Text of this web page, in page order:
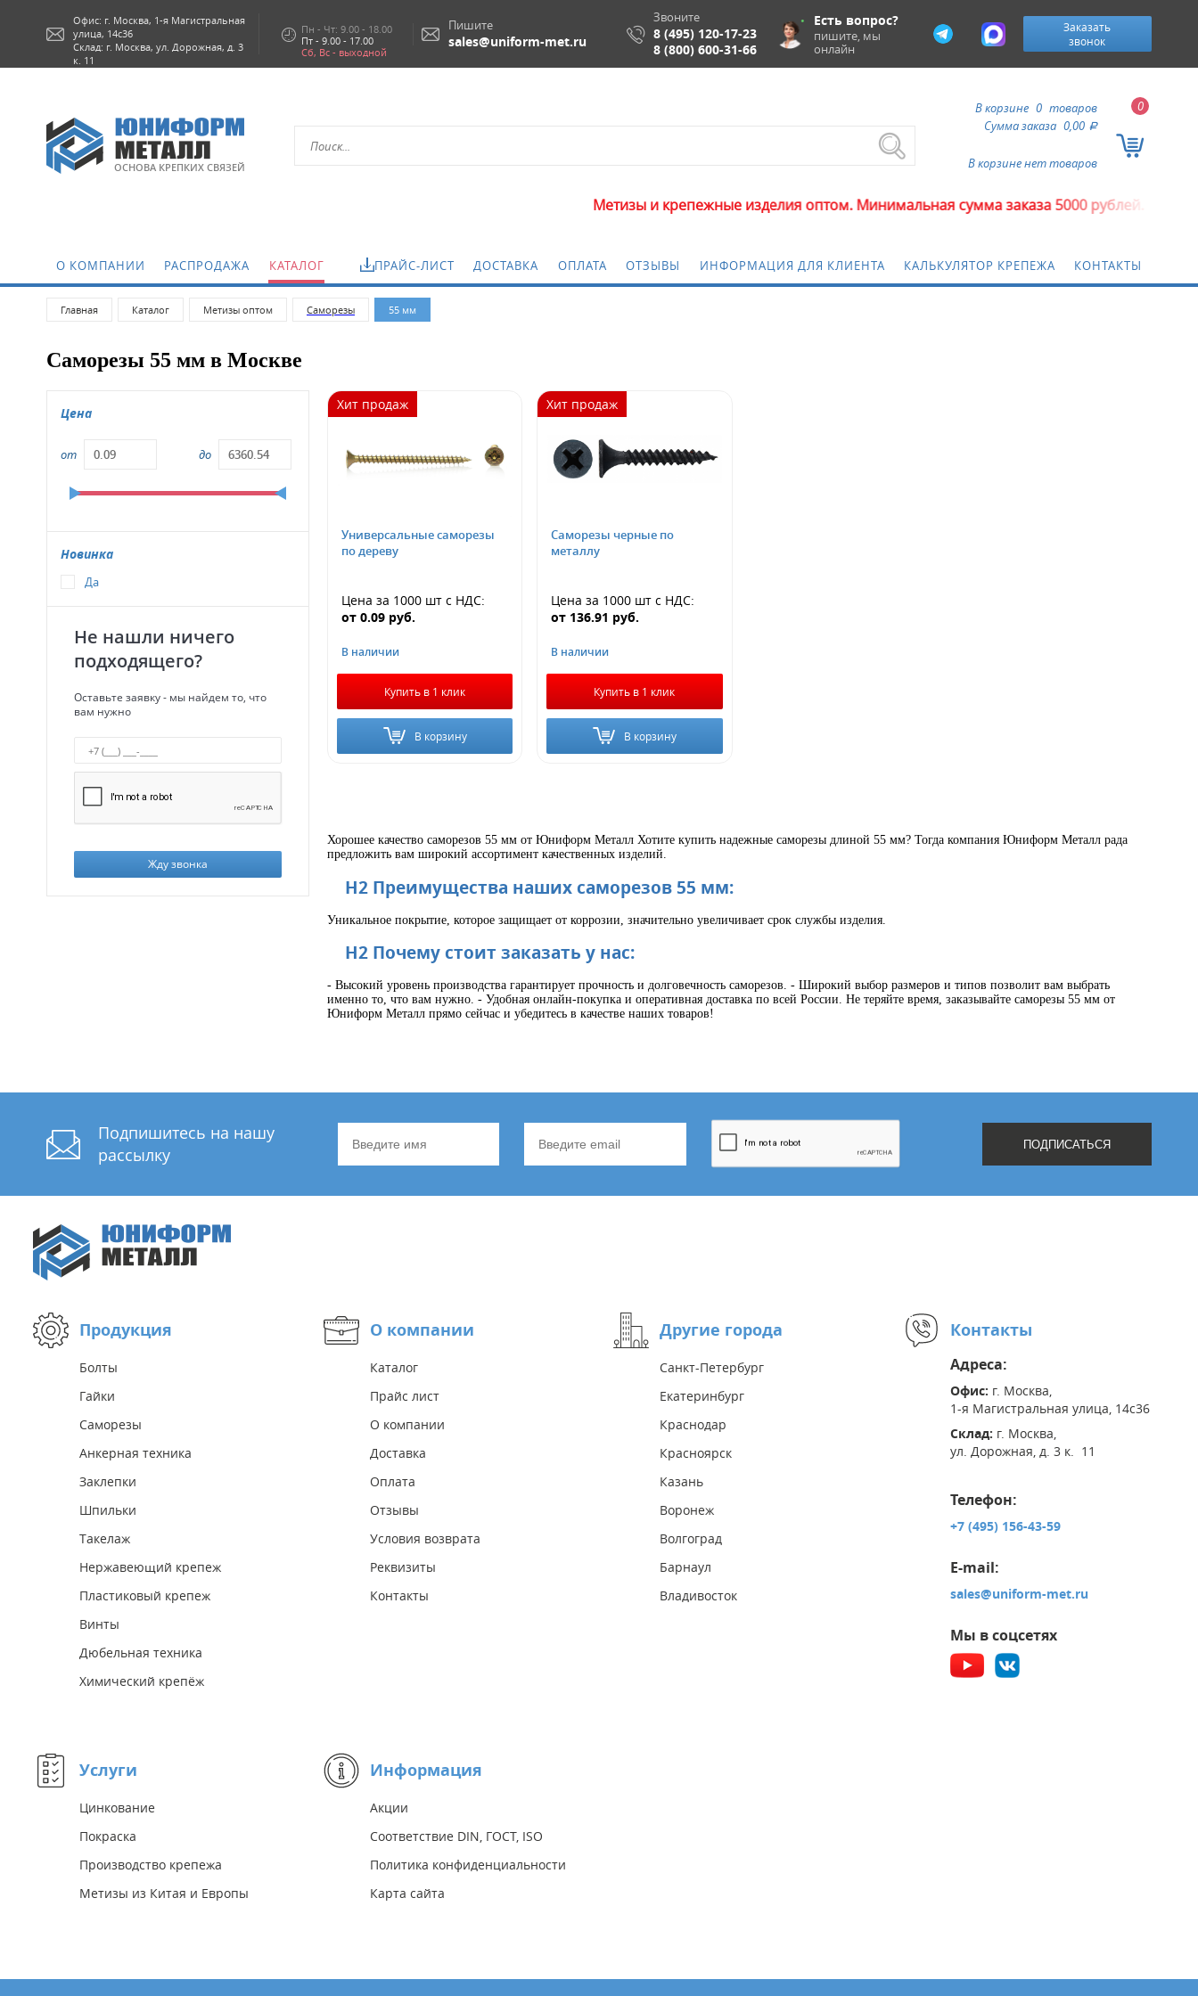
Есть вопрос?
пишите, мы
онлайн
Офис: г. Москва, 1-я Магистральная
улица, 14с36
Склад: г. Москва, ул. Дорожная, д. 3
к. 11
Пн - Чт: 9.00 - 18.00
Пт - 9.00 - 17.00
Сб, Вс - выходной
Пишите
sales@uniform-met.ru
Звоните
8 (495) 120-17-23
8 (800) 600-31-66
Заказать
звонок
ОСНОВА КРЕПКИХ СВЯЗЕЙ
0
В корзине 0 товаров
Сумма заказа 0,00 a
В корзине нет товаров
Метизы и крепежные изделия оптом. Минимальная сумма заказа 5000 рублей.
О КОМПАНИИ РАСПРОДАЖА КАТАЛОГ ПРАЙС-ЛИСТ ДОСТАВКА ОПЛАТА ОТЗЫВЫ ИНФОРМАЦИЯ ДЛЯ КЛИЕНТА КАЛЬКУЛЯТОР КРЕПЕЖА КОНТАКТЫ
Главная Каталог Метизы оптом Саморeзы 55 мм
Саморезы 55 мм в Москве
Цена
от до
Новинка
Да
Не нашли ничего
подходящего?
Оставьте заявку - мы найдем то, что
вам нужно
Жду звонка
Хит продаж
Универсальные саморезы
по дереву
Цена за 1000 шт с НДС:
от 0.09 руб.
В наличии
Купить в 1 клик
В корзину
Хит продаж
Саморезы черные по
металлу
Цена за 1000 шт с НДС:
от 136.91 руб.
В наличии
Купить в 1 клик
В корзину
Хорошее качество саморезов 55 мм от Юниформ Металл Хотите купить надежные саморезы длиной 55 мм? Тогда компания Юниформ Металл рада
предложить вам широкий ассортимент качественных изделий.
H2 Преимущества наших саморезов 55 мм:
Уникальное покрытие, которое защищает от коррозии, значительно увеличивает срок службы изделия.
H2 Почему стоит заказать у нас:
- Высокий уровень производства гарантирует прочность и долговечность саморезов. - Широкий выбор размеров и типов позволит вам выбрать
именно то, что вам нужно. - Удобная онлайн-покупка и оперативная доставка по всей России. Не теряйте время, заказывайте саморезы 55 мм от
Юниформ Металл прямо сейчас и убедитесь в качестве наших товаров!
Подпишитесь на нашу
рассылку
Продукция
Болты
Гайки
Саморезы
Анкерная техника
Заклепки
Шпильки
Такелаж
Нержавеющий крепеж
Пластиковый крепеж
Винты
Дюбельная техника
Химический крепёж
Услуги
Цинкование
Покраска
Производство крепежа
Метизы из Китая и Европы
О компании
Каталог
Прайс лист
О компании
Доставка
Оплата
Отзывы
Условия возврата
Реквизиты
Контакты
Информация
Акции
Соответствие DIN, ГОСТ, ISO
Политика конфиденциальности
Карта сайта
Другие города
Санкт-Петербург
Екатеринбург
Краснодар
Красноярск
Казань
Воронеж
Волгоград
Барнаул
Владивосток
Контакты
Адреса:
Офис: г. Москва,
1-я Магистральная улица, 14с36
Склад: г. Москва,
ул. Дорожная, д. 3 к. 11
Телефон:
+7 (495) 156-43-59
E-mail:
sales@uniform-met.ru
Мы в соцсетях